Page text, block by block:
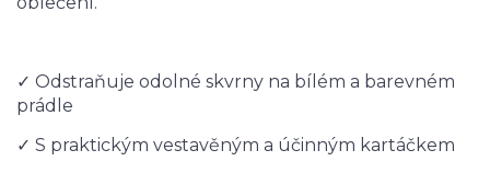
✓ Odstraňuje odolné skvrny na bílém a barevném
prádle
✓ S praktickým vestavěným a účinným kartáčkem